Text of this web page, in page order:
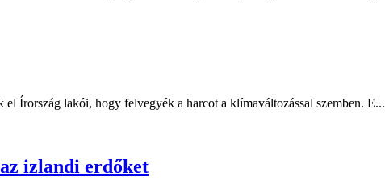
Írország lakói, hogy felvegyék a harcot a klímaváltozással szemben. E...
izlandi erdőket